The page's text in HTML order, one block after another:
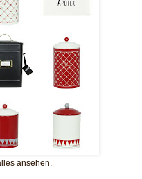
ansehen.